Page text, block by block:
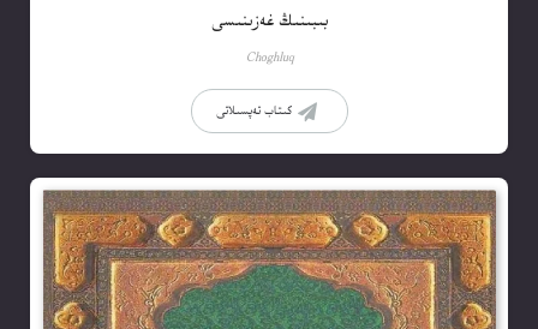
بىبىنىڭ غەزىنىسى
Choghluq
كىتاب تەپسىلاتى